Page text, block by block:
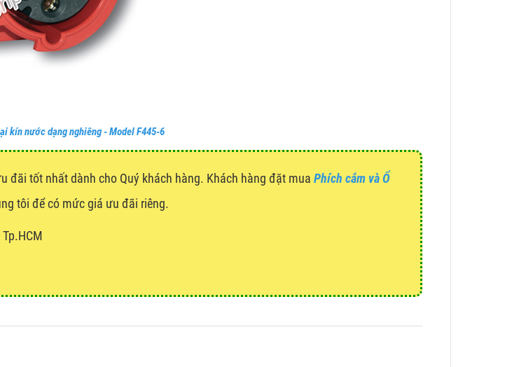
kín nước dạng nghiêng - Model F445-6
đãi tốt nhất dành cho Quý khách hàng. Khách hàng đặt mua Phích cắm và Ổ
tôi để có mức giá ưu đãi riêng.